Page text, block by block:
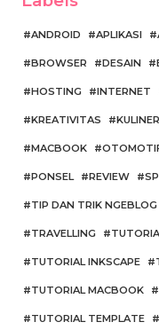
ANDROID APLIKASI
BROWSER DESAIN
HOSTING INTERNET
KREATIVITAS KULINER
MACBOOK
PONSEL REVIEW
TIP DAN TRIK NGEBLOG
TRAVELLING
TUTORIAL INKSCAPE
TUTORIAL MACBOOK
TUTORIAL TEMPLATE